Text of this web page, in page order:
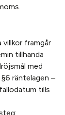
villkor framgår
tillhanda
med
räntelagen –
tills